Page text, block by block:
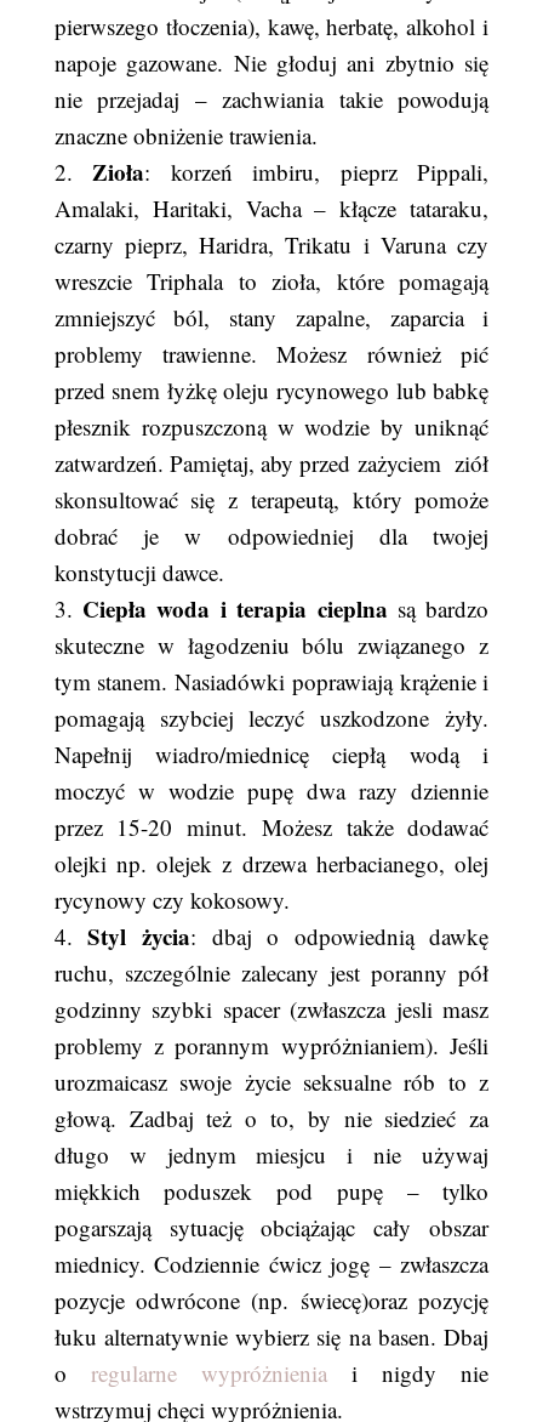
pierwszego tłoczenia), kawę, herbatę, alkohol i
napoje gazowane. Nie głoduj ani zbytnio się
nie przejadaj – zachwiania takie powodują
znaczne obniżenie trawienia.
2.Zioła: korzeń imbiru, pieprz Pippali,
Amalaki, Haritaki, Vacha – kłącze tataraku,
czarny pieprz, Haridra, Trikatu i Varuna czy
wreszcie Triphala to zioła, które pomagają
zmniejszyć ból, stany zapalne, zaparcia i
problemy trawienne. Możesz również pić
przed snem łyżkę oleju rycynowego lub babkę
płesznik rozpuszczoną w wodzie by uniknąć
zatwardzeń. Pamiętaj, aby przed zażyciem ziół
skonsultować się z terapeutą, który pomoże
dobrać je w odpowiedniej dla twojej
konstytucji dawce.
3. Ciepła woda i terapia cieplna są bardzo
skuteczne w łagodzeniu bólu związanego z
tym stanem. Nasiadówki poprawiają krążenie i
pomagają szybciej leczyć uszkodzone żyły.
Napełnij wiadro/miednicę ciepłą wodą i
moczyć w wodzie pupę dwa razy dziennie
przez 15-20 minut. Możesz także dodawać
olejki np. olejek z drzewa herbacianego, olej
rycynowy czy kokosowy.
4.Styl życia: dbaj o odpowiednią dawkę
ruchu, szczególnie zalecany jest poranny pół
godzinny szybki spacer (zwłaszcza jesli masz
problemy z porannym wypróżnianiem). Jeśli
urozmaicasz swoje życie seksualne rób to z
głową. Zadbaj też o to, by nie siedzieć za
długo w jednym miesjcu i nie używaj
miękkich poduszek pod pupę – tylko
pogarszają sytuację obciążając cały obszar
miednicy. Codziennie ćwicz jogę – zwłaszcza
pozycje odwrócone (np. świecę)oraz pozycję
łuku alternatywnie wybierz się na basen. Dbaj
o regularne wypróżnieniai nigdy nie
wstrzymuj chęci wypróżnienia.